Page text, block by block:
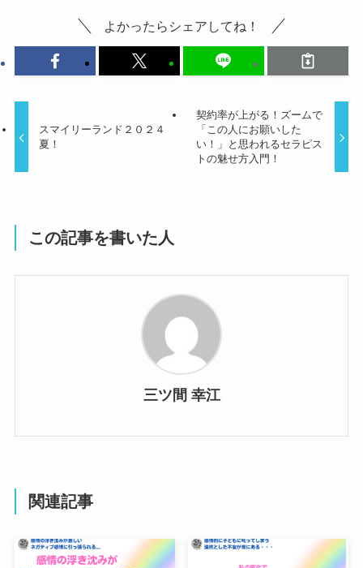
よかったらシェアしてね！
スマイリーランド２０２４
夏！
契約率が上がる！ズームで
「この人にお願いした
い！」と思われるセラピス
トの魅せ方入門！
この記事を書いた人
三ツ間 幸江
関連記事